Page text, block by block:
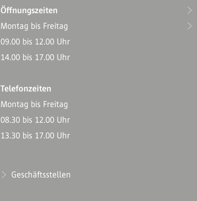
Öffnungszeiten
Montag bis Freitag
09.00 bis 12.00 Uhr
14.00 bis 17.00 Uhr
Telefonzeiten
Montag bis Freitag
08.30 bis 12.00 Uhr
13.30 bis 17.00 Uhr
Geschäftsstellen